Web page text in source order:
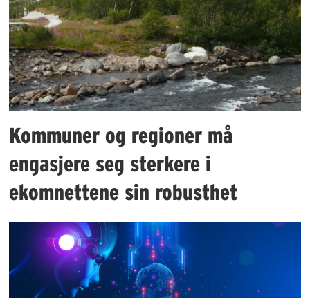
Kommuner og regioner må
engasjere seg sterkere i
ekomnettene sin robusthet